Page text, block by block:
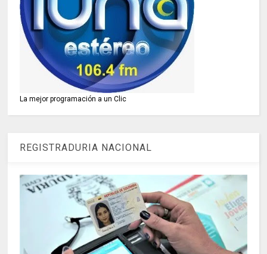
La mejor programación a un Clic
REGISTRADURIA NACIONAL